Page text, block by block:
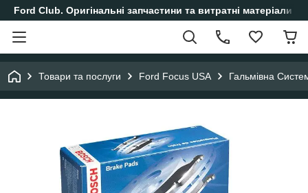
Ford Club. Оригінальні запчастини та витратні матеріали
Товари та послуги Ford Focus USA Гальмівна